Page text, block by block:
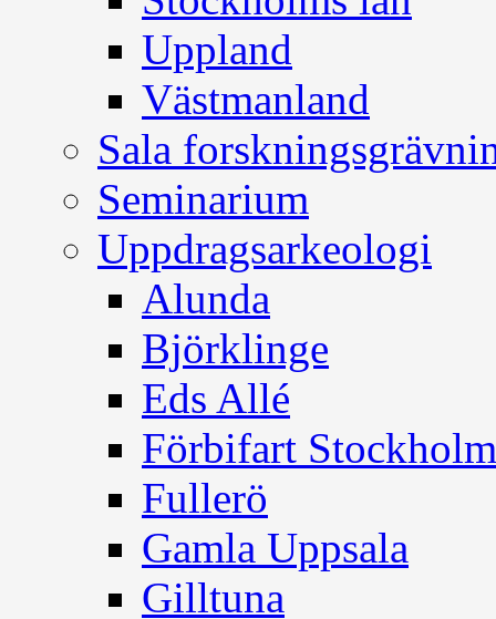
Uppland
Västmanland
Sala
Seminarium
Uppdragsarkeologi
Alunda
Björklinge
Eds Allé
Förbifart Stockholm
Fullerö
Gamla Uppsala
Gilltuna